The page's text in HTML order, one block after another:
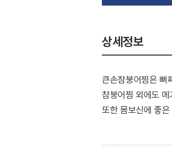
상세정보
큰손참붕어찜은
참붕어찜 외에도
또한 몸보신에 좋